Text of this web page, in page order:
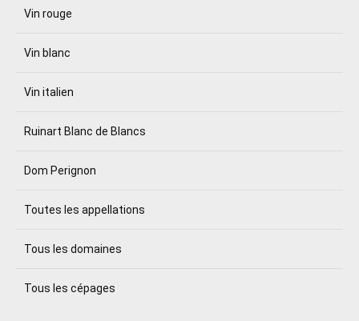
Vin rouge
Vin blanc
Vin italien
Ruinart Blanc de Blancs
Dom Perignon
Toutes les appellations
Tous les domaines
Tous les cépages